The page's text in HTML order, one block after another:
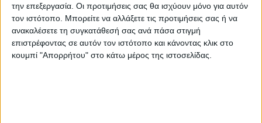
την επεξεργασία. Οι προτιμήσεις σας θα ισχύουν μόνο για αυτόν
τον ιστότοπο. Μπορείτε να αλλάξετε τις προτιμήσεις σας ή να
ανακαλέσετε τη συγκατάθεσή σας ανά πάσα στιγμή
επιστρέφοντας σε αυτόν τον ιστότοπο και κάνοντας κλικ στο
κουμπί "Απορρήτου" στο κάτω μέρος της ιστοσελίδας.
ΝΕΟΣ ΑΓΩΝ
https://neosagon.gr
Η Αρχαιότερη Καθημερινή Πρωινή Εφημερίδα της Καρδίτσας